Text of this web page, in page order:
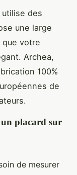
des
une large
que votre
Archea,
100%
de
placard sur
de mesurer